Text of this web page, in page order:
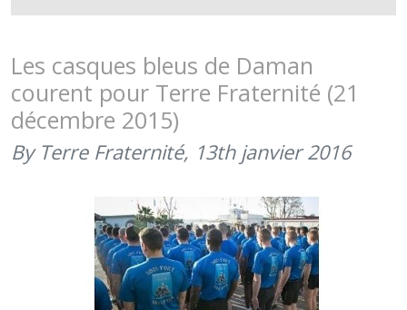
JOURNÉE
(30
JUILLET
Les casques bleus de Daman
courent pour Terre Fraternité (21
décembre 2015)
By Terre Fraternité, 13th janvier 2016